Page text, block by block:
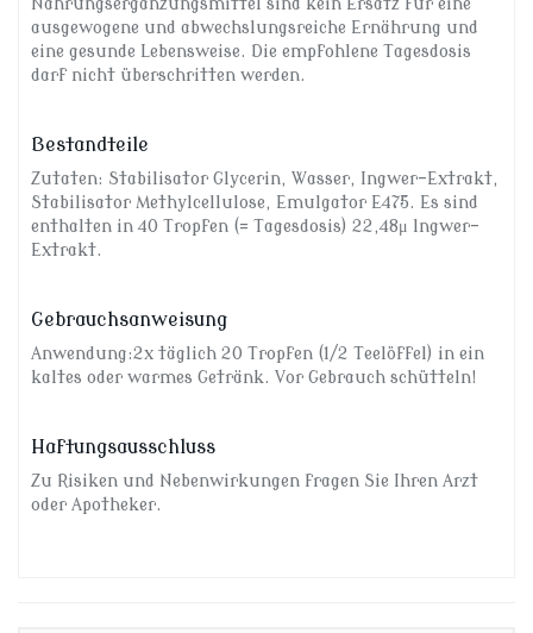
Nahrungsergänzungsmittel sind kein Ersatz für eine
ausgewogene und abwechslungsreiche Ernährung und
eine gesunde Lebensweise. Die empfohlene Tagesdosis
darf nicht überschritten werden.
Bestandteile
Zutaten: Stabilisator Glycerin, Wasser, Ingwer-Extrakt,
Stabilisator Methylcellulose, Emulgator E475. Es sind
enthalten in 40 Tropfen (= Tagesdosis) 22,48μ lngwer-
Extrakt.
Gebrauchsanweisung
Anwendung:2x täglich 20 Tropfen (1/2 Teelöffel) in ein
kaltes oder warmes Getränk. Vor Gebrauch schütteln!
Haftungsausschluss
Zu Risiken und Nebenwirkungen fragen Sie Ihren Arzt
oder Apotheker.